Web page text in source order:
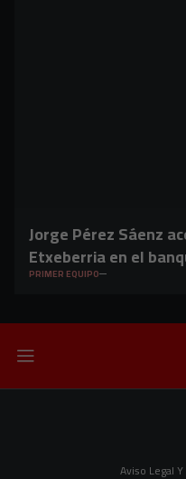
Jorge Pérez Sáenz
Etxeberria en el
PRIMER EQUIPO
Aviso Legal